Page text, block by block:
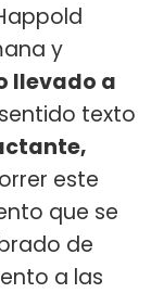
y
llevado a
texto
este
que se
de
a las